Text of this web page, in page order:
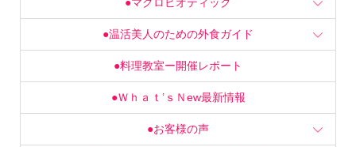
●温活美人のための外食ガイド
●料理教室ー開催レポート
●Ｗｈａｔ’ｓＮew最新情報
●お客様の声